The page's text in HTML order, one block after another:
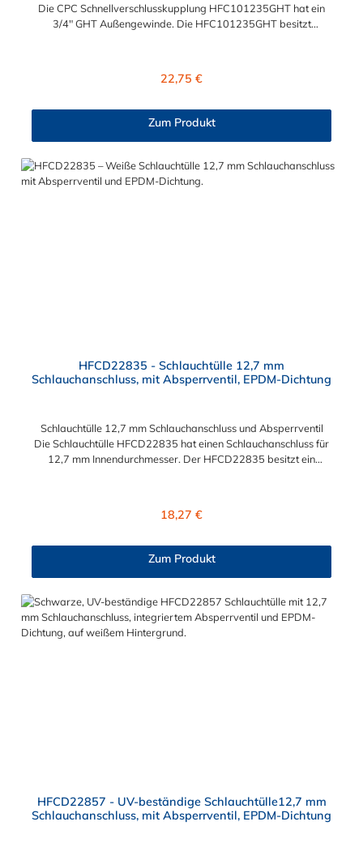
Die CPC Schnellverschlusskupplung HFC101235GHT hat ein
3/4" GHT Außengewinde. Die HFC101235GHT besitzt
Betriebstemperatur: -40 °C bis 138 °C Sie können diese CPC
HFC12-, HFC35- und HFC57-Serie kombinieren.
Regulärer Preis:
22,75 €
Zum Produkt
HFCD22835 - Schlauchtülle 12,7 mm
Schlauchanschluss, mit Absperrventil, EPDM-Dichtung
Schlauchtülle 12,7 mm Schlauchanschluss und Absperrventil
Die Schlauchtülle HFCD22835 hat einen Schlauchanschluss für
12,7 mm Innendurchmesser. Der HFCD22835 besitzt ein
Betriebsdruck: Vakuum bis 8,6 bar Max. Betriebstemperatur:
Kupplungen der HFC12- und HFC35/57-Serie kombinieren.
Regulärer Preis:
18,27 €
Zum Produkt
HFCD22857 - UV-beständige Schlauchtülle12,7 mm
Schlauchanschluss, mit Absperrventil, EPDM-Dichtung